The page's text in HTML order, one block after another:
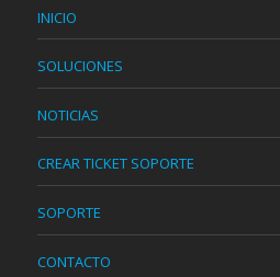
INICIO
SOLUCIONES
NOTICIAS
CREAR TICKET SOPORTE
SOPORTE
CONTACTO